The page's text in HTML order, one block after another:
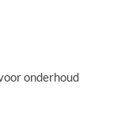
onderhoud